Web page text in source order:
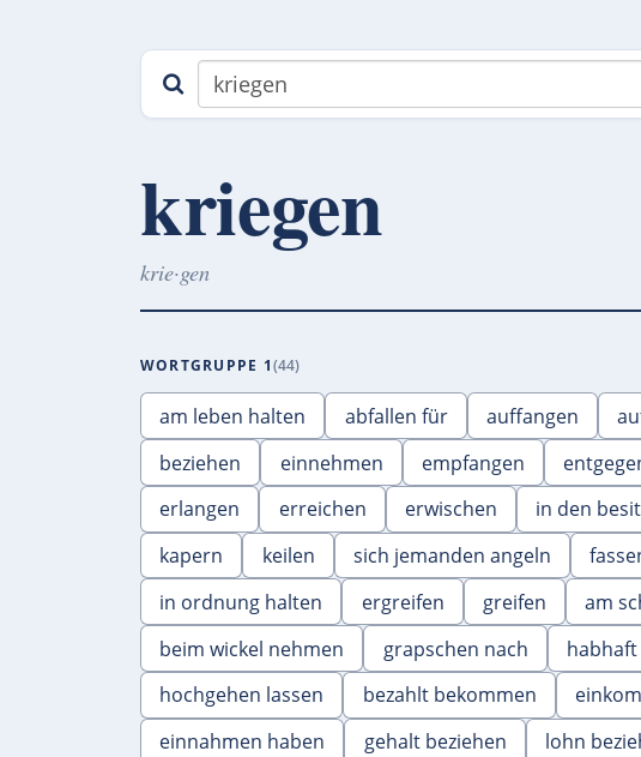
kriegen
krie·gen
WORTGRUPPE 1 44
am leben halten abfallen für auffangen
beziehen
einnehmen empfangen
erlangen
erreichen erwischen in den
kapern
keilen sich jemanden angeln
in ordnung halten
ergreifen greifen am
beim wickel nehmen
grapschen nach
hochgehen lassen
bezahlt bekommen
einnahmen haben
gehalt beziehen lohn